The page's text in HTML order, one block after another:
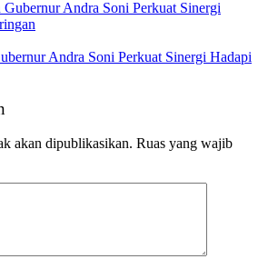
Andra Soni Perkuat Sinergi Hadapi
akan dipublikasikan. Ruas yang wajib